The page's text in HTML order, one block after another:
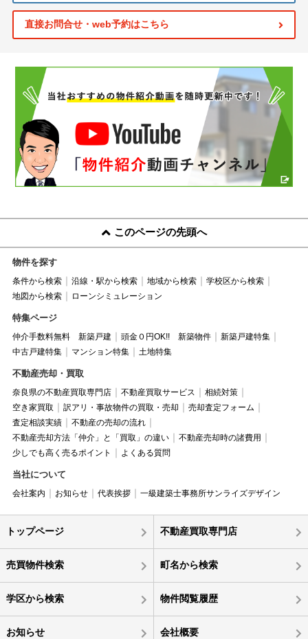
直接お問合せ・web予約はこちら
このページの先頭へ
物件を探す
条件から検索 沿線・駅から検索 地域から検索
学校区から検索
地図から検索
ローンシミュレーション
特集ページ
仲介手数料無料 新築戸建 頭金０円OK!! 新築物件
新築戸建特集
中古戸建特集
マンション特集 土地特集
不動産売却・買取
奈良県の不動産買取専門店 不動産買取サービス
相続対策
空き家買取
訳アリ・事故物件の買取・売却
売却査定フォーム
査定相談実績
不動産の売却の流れ
不動産売却方法「仲介」と「買取」の違い
不動産売却時の諸費用
少しでも高く売るポイント
よくある質問
当社について
会社案内 お知らせ 代表挨拶 一級建築士事務所サンライズデザイン
トップページ 不動産買取専門店
売買物件検索 町名から検索
学区から検索 物件閲覧履歴
お知らせ 会社概要